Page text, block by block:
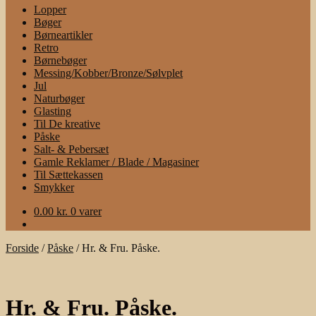
Lopper
Bøger
Børneartikler
Retro
Børnebøger
Messing/Kobber/Bronze/Sølvplet
Jul
Naturbøger
Glasting
Til De kreative
Påske
Salt- & Pebersæt
Gamle Reklamer / Blade / Magasiner
Til Sættekassen
Smykker
0.00 kr. 0 varer
Forside /Påske /Hr. & Fru. Påske.
Hr. & Fru. Påske.